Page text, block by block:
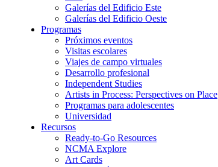
Galerías del Edificio Este
Galerías del Edificio Oeste
Programas
Próximos eventos
Visitas escolares
Viajes de campo virtuales
Desarrollo profesional
Independent Studies
Artists in Process: Perspectives on Place
Programas para adolescentes
Universidad
Recursos
Ready-to-Go Resources
NCMA Explore
Art Cards